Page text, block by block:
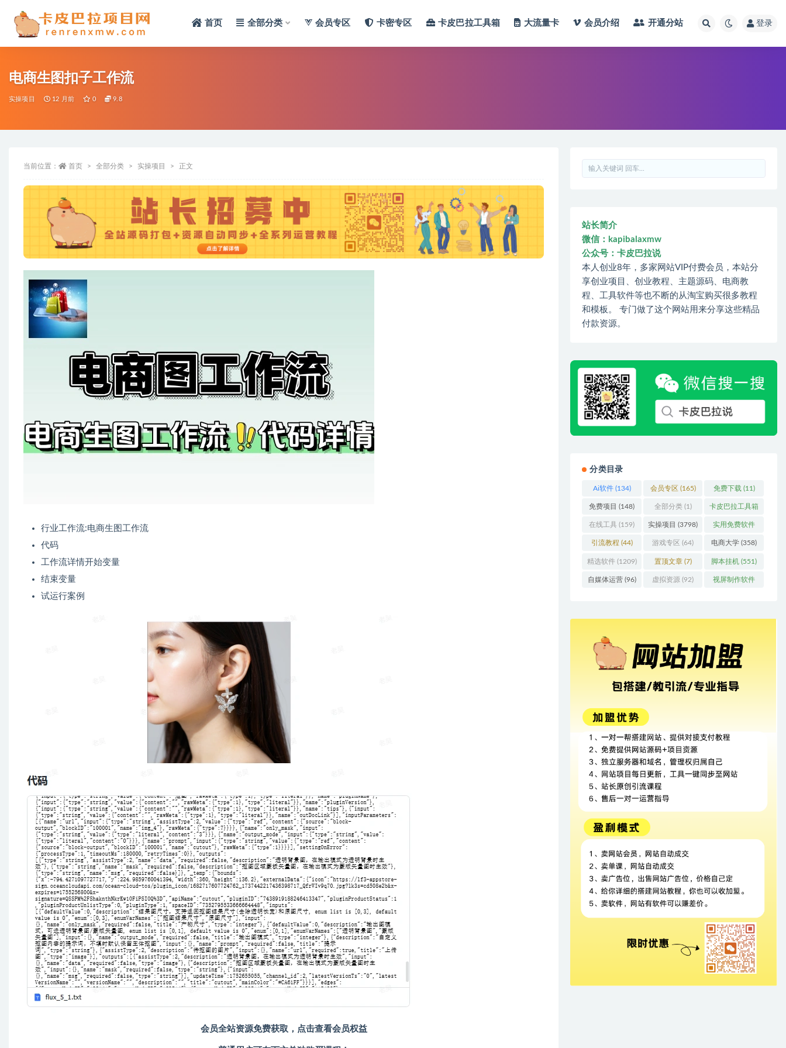
首页 全部分类 会员专区 卡密专区 卡皮巴拉工具箱 大流量卡 会员介绍 开通分站 登录
电商生图扣子工作流
实操项目 12 月前 0 9.8
当前位置： 首页 全部分类 实操项目 正文
行业工作流:电商生图工作流
代码
工作流详情开始变量
结束变量
试运行案例
会员全站资源免费获取，点击查看会员权益
站长简介
微信：kapibalaxmw
公众号：卡皮巴拉说
本人创业8年，多家网站VIP付费会员，本站分
享创业项目、创业教程、主题源码、电商教
程、工具软件等也不断的从淘宝购买很多教程
和模板。 专门做了这个网站用来分享这些精品
付款资源。
分类目录
Ai软件(134) 会员专区 (165) 免费下载 (11)
免费项目 (148) 全部分类(1) 卡皮巴拉工具箱
(3)
在线工具 (159) 实操项目 (3798) 实用免费软件
(415)
引流教程 (44) 游戏专区 (64) 电商大学 (358)
精选软件(1209) 置顶文章(7) 脚本挂机 (551)
自媒体运营(96) 虚拟资源 (92) 视屏制作软件